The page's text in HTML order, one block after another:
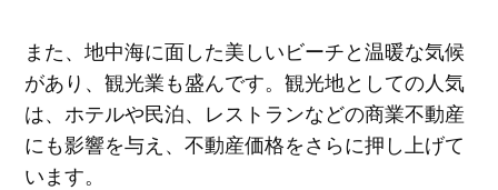
また、地中海に面した美しいビーチと温暖な気候
があり、観光業も盛んです。観光地としての人気
は、ホテルや民泊、レストランなどの商業不動産
にも影響を与え、不動産価格をさらに押し上げて
います。